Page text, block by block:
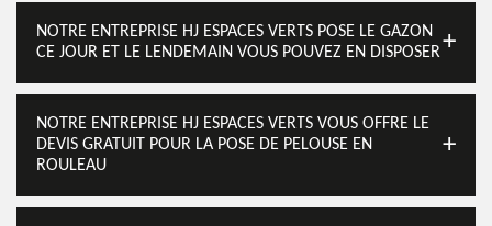
NOTRE ENTREPRISE HJ ESPACES VERTS POSE LE GAZON
CE JOUR ET LE LENDEMAIN VOUS POUVEZ EN DISPOSER
NOTRE ENTREPRISE HJ ESPACES VERTS VOUS OFFRE LE
DEVIS GRATUIT POUR LA POSE DE PELOUSE EN
ROULEAU